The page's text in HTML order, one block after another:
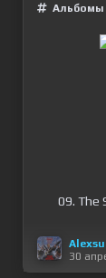
Альбомы
09. The
30